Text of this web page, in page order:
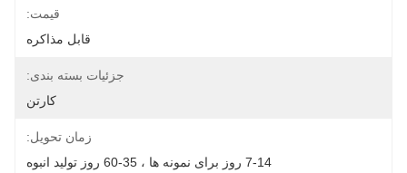
قیمت:
قابل مذاکره
جزئیات بسته بندی:
کارتن
زمان تحویل:
7-14 روز برای نمونه ها ، 35-60 روز تولید انبوه